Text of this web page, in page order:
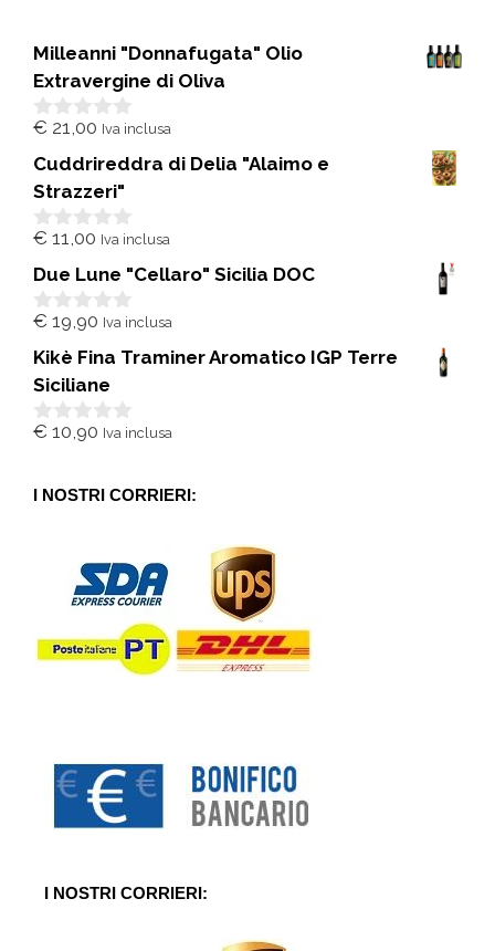
Milleanni "Donnafugata" Olio
Extravergine di Oliva
0
u
5
€ 21,00 Iva inclusa
Cuddrireddra di Delia "Alaimo e
Strazzeri"
0
u
5
€ 11,00 Iva inclusa
Due Lune "Cellaro" Sicilia DOC
0
u
5
€ 19,90 Iva inclusa
Kikè Fina Traminer Aromatico IGP Terre
Siciliane
0
5
€ 10,90 Iva inclusa
I NOSTRI CORRIERI:
I NOSTRI CORRIERI: